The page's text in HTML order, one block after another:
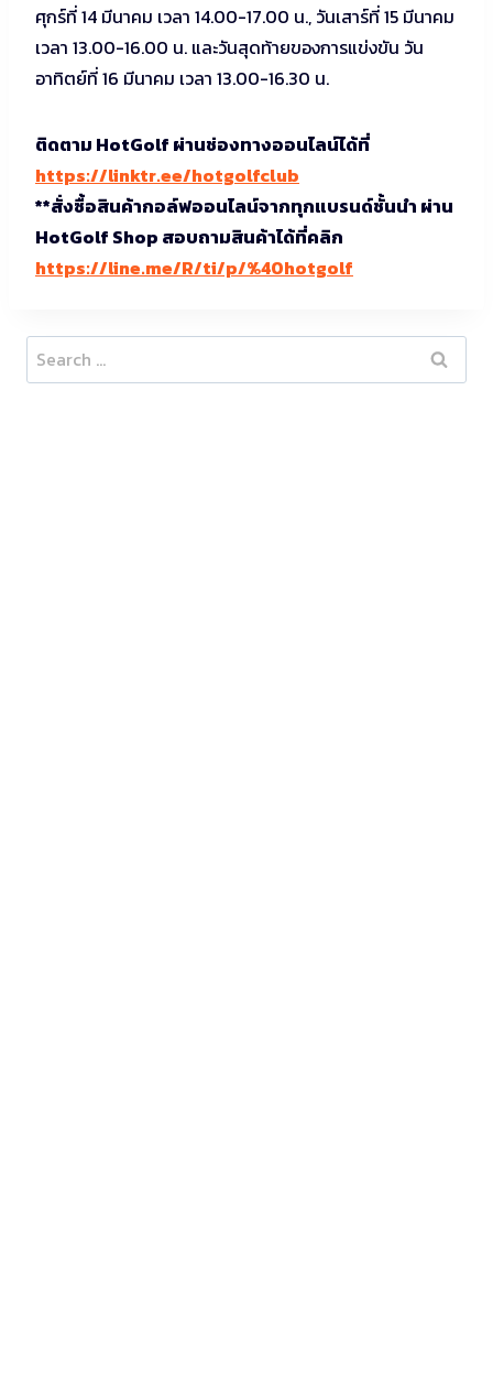
ศุกร์ที่ 14 มีนาคม เวลา 14.00-17.00 น., วันเสาร์ที่ 15 มีนาคม
เวลา 13.00-16.00 น. และวันสุดท้ายของการแข่งขัน วัน
อาทิตย์ที่ 16 มีนาคม เวลา 13.00-16.30 น.
ติดตาม HotGolf ผ่านช่องทางออนไลน์ได้ที่
https://linktr.ee/hotgolfclub
**สั่งซื้อสินค้ากอล์ฟออนไลน์จากทุกแบรนด์ชั้นนำ ผ่าน
HotGolf Shop สอบถามสินค้าได้ที่คลิก
https://line.me/R/ti/p/%40hotgolf
Search
for: